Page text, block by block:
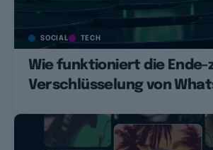
SOCIAL TECH
Wie funktioniert die Ende-
Verschlüsselung von